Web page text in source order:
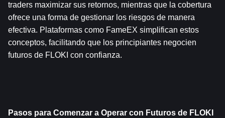
traders maximizar sus retornos, mientras que la cobertura
ofrece una forma de gestionar los riesgos de manera
efectiva. Plataformas como FameEX simplifican estos
conceptos, facilitando que los principiantes negocien
futuros de FLOKI con confianza.
Pasos para Comenzar a Operar con Futuros de FLOKI